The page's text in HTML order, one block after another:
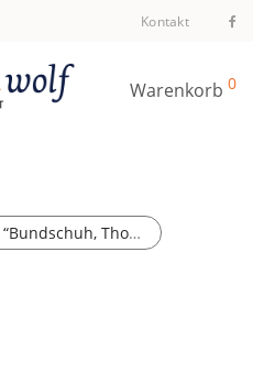
Kontakt
Warenkorb 0
“Bundschuh, Thomas”